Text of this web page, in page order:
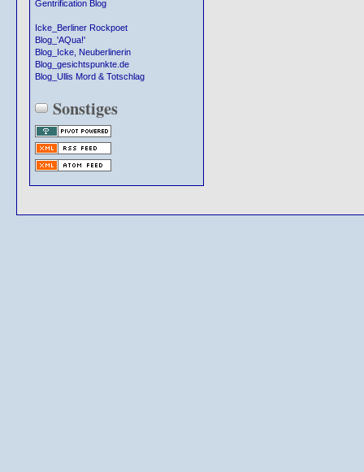
Gentrification Blog
Icke_Berliner Rockpoet
Blog_'AQua!'
Blog_Icke, Neuberlinerin
Blog_gesichtspunkte.de
Blog_Ullis Mord & Totschlag
Sonstiges